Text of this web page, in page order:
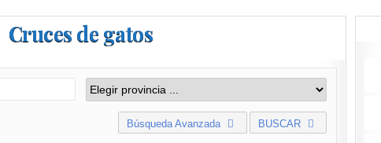
Cruces de gatos
Búsqueda Avanzada BUSCAR